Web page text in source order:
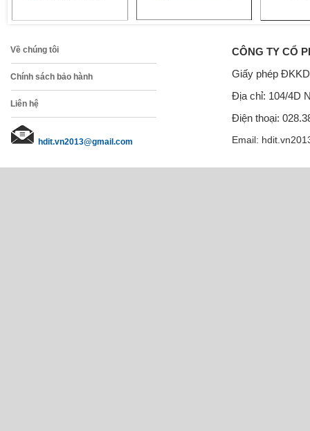
Về chúng tôi
Chính sách bảo hành
Liên hệ
hdit.vn2013@gmail.com
CÔNG TY CỔ
Giấy phép
Địa chỉ: 104/4D
Điện thoại:
Email: